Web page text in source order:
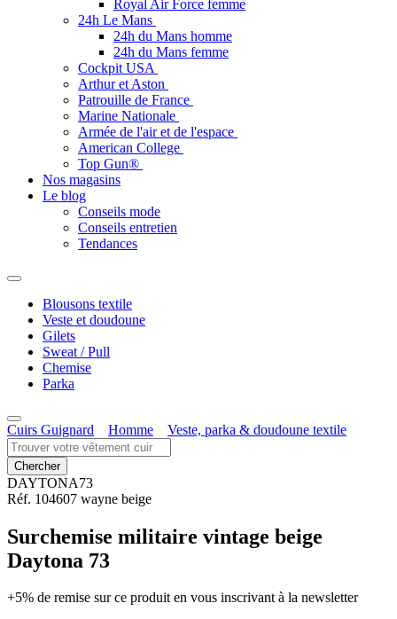
Royal Air Force femme
24h Le Mans
24h du Mans homme
24h du Mans femme
Cockpit USA
Arthur et Aston
Patrouille de France
Marine Nationale
Armée de l'air et de l'espace
American College
Top Gun®
Nos magasins
Le blog
Conseils mode
Conseils entretien
Tendances
Blousons textile
Veste et doudoune
Gilets
Sweat / Pull
Chemise
Parka
Cuirs Guignard Homme Veste, parka & doudoune textile
DAYTONA73
Réf. 104607 wayne beige
Surchemise militaire vintage beige
Daytona 73
+5% de remise sur ce produit en vous inscrivant à la newsletter